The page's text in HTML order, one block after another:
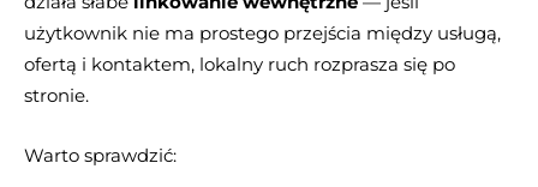
użytkownik nie ma prostego przejścia między usługą,
ofertą i kontaktem, lokalny ruch rozprasza się po
stronie.
Warto sprawdzić: